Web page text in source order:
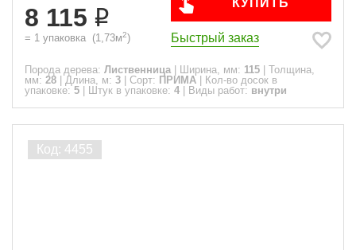
8 115
= 1 упаковка (1,73м2) Быстрый заказ
Порода дерева: Лиственница Ширина, мм: 115
Толщина,
мм: 28 Длина, м: 3 Сорт: ПРИМА
Кол-во досок в
упаковке: 5 Штук в упаковке: 4 Виды работ: внутри